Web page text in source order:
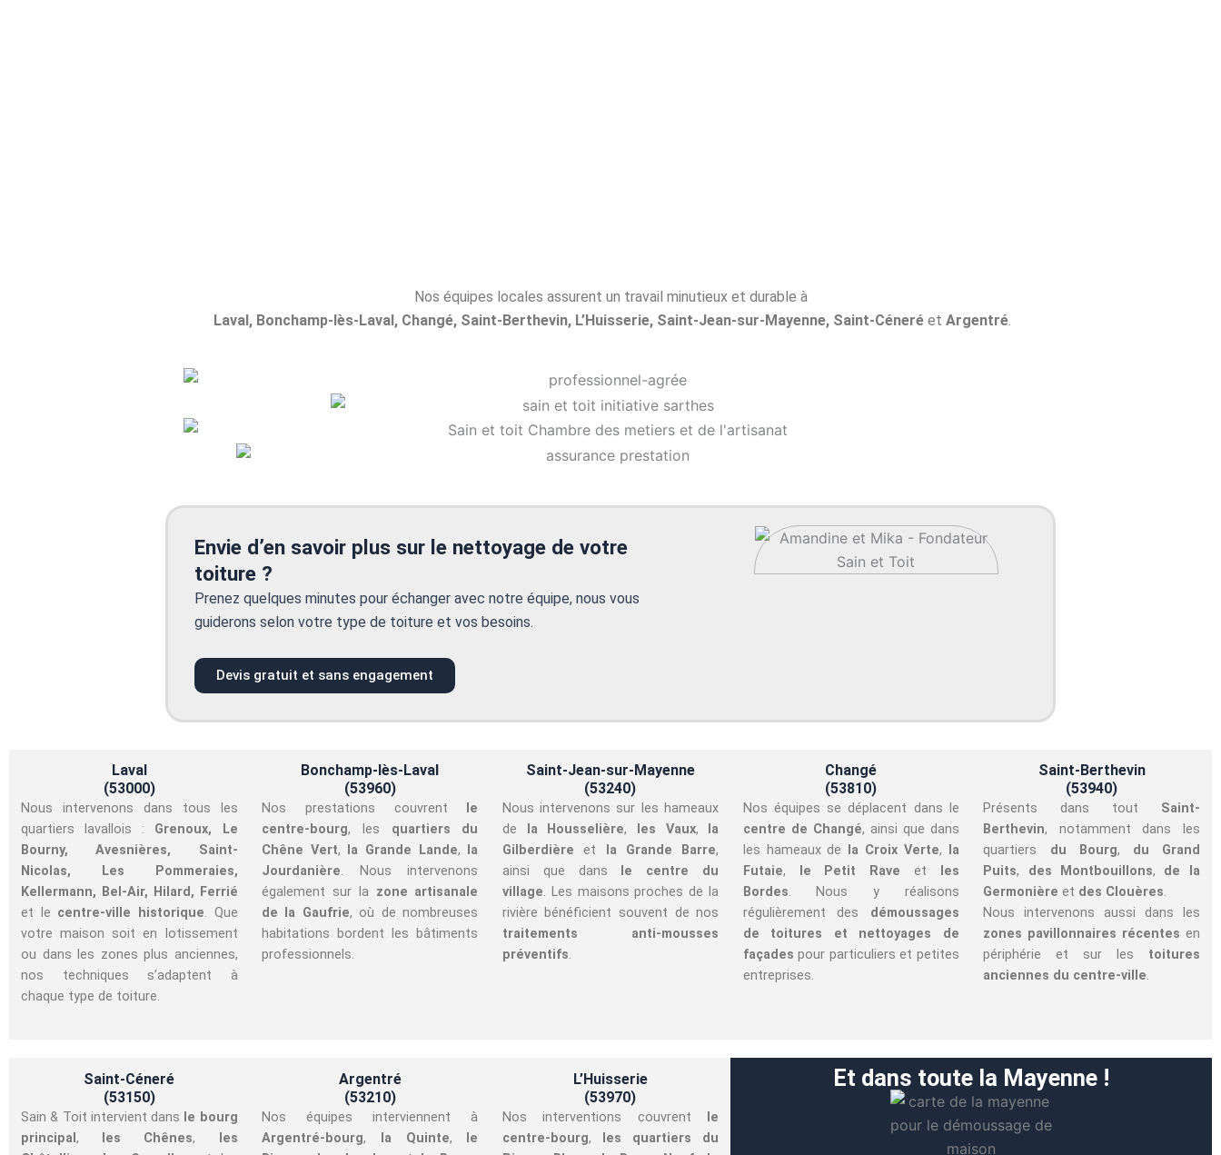
Nos équipes locales assurent un travail minutieux et durable à
Laval, Bonchamp-lès-Laval, Changé, Saint-Berthevin, L’Huisserie, Saint-Jean-sur-Mayenne, Saint-Céneré et Argentré
Envie d’en savoir plus sur le nettoyage de votre
toiture ?
Prenez quelques minutes pour échanger avec notre équipe, nous vous
guiderons selon votre type de toiture et vos besoins.
Devis gratuit et sans engagement
Laval
(53000)
Nous intervenons dans tous les
quartiers lavallois : Grenoux, Le
Bourny, Avesnières, Saint-
Nicolas, Les Pommeraies,
Kellermann, Bel-Air, Hilard, Ferrié
et le centre-ville historique. Que
votre maison soit en lotissement
ou dans les zones plus anciennes,
nos techniques s’adaptent à
chaque type de toiture.
Bonchamp-lès-Laval
(53960)
Nos prestations couvrent
le
centre-bourg, les quartiers du
Chêne Vert, la Grande Lande,
la
Jourdanière. Nous intervenons
également sur la zone artisanale
de la Gaufrie, où de nombreuses
habitations bordent les bâtiments
professionnels.
Saint-Jean-sur-Mayenne
(53240)
Nous intervenons sur les hameaux
de
la Housselière, les Vaux,
la
Gilberdière et la Grande Barre,
ainsi que dans
le centre du
village. Les maisons proches de la
rivière bénéficient souvent de nos
traitements anti-mousses
préventifs.
Changé
(53810)
Nos équipes se déplacent dans le
centre de Changé, ainsi que dans
les hameaux de
la Croix Verte,
la
Futaie, le Petit Rave et
les
Bordes. Nous y réalisons
régulièrement des démoussages
de toitures et nettoyages de
façades pour particuliers et petites
entreprises.
Saint-Berthevin
(53940)
Présents dans tout Saint-
Berthevin, notamment dans les
quartiers du Bourg, du Grand
Puits, des Montbouillons, de la
Germonière et des Clouères.
Nous intervenons aussi dans les
zones pavillonnaires récentes en
périphérie et sur les toitures
anciennes du centre-ville.
Saint-Céneré
(53150)
Sain & Toit intervient dans le bourg
principal, les Chênes,
les
Argentré
(53210)
Nos équipes interviennent à
Argentré-bourg, la Quinte,
le
L’Huisserie
(53970)
Nos interventions couvrent
le
centre-bourg,
les quartiers du
Et dans toute la Mayenne !